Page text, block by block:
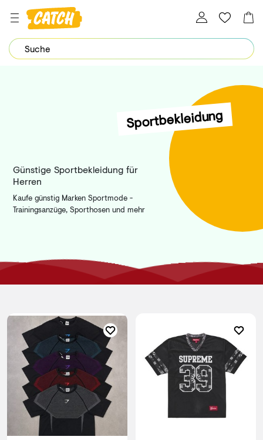
Dein Password wurde erfolgreich geändert.
Günstige Sportbekleidung für
Herren
Kaufe günstig Marken Sportmode -
Trainingsanzüge, Sporthosen und mehr
Sportbekleidung